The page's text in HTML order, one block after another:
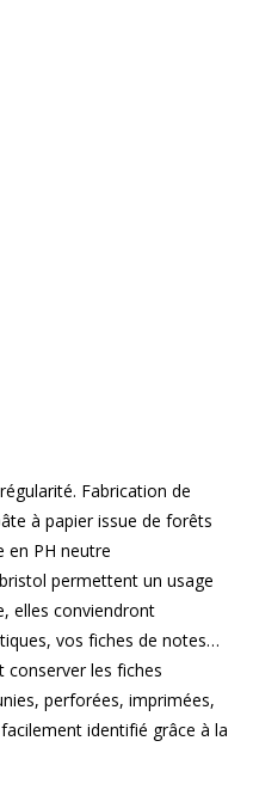
Fabrication de
à papier issue de forêts
en PH neutre
permettent un usage
elles conviendront
vos fiches de notes…
conserver les fiches
perforées, imprimées,
identifié grâce à la